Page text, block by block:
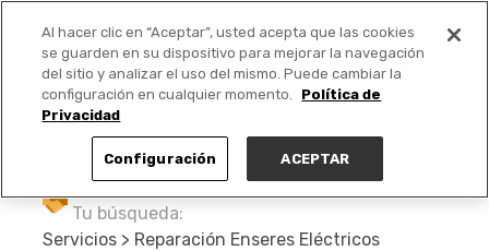
PUBLICA GRATIS +
Tu búsqueda:
Servicios > Reparación Enseres Eléctricos
Al hacer clic en “Aceptar”, usted acepta que las cookies
se guarden en su dispositivo para mejorar la navegación
del sitio y analizar el uso del mismo. Puede cambiar la
configuración en cualquier momento.
Política de
Privacidad
Configuración ACEPTAR